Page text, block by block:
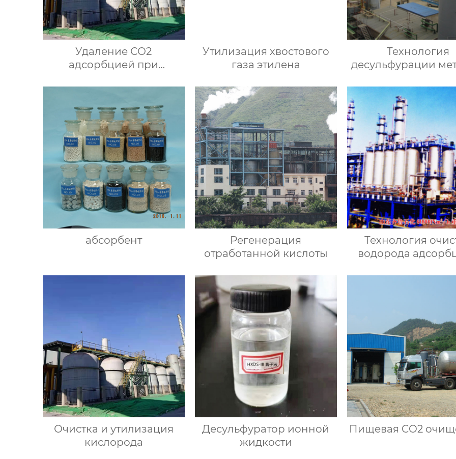
Удаление СО2
адсорбцией при
Утилизация хвостового
газа этилена
Технология
десульфурации
абсорбент
Регенерация
отработанной кислоты
Технология
водорода
Очистка и утилизация
кислорода
Десульфуратор ионной
жидкости
Пищевая CO2